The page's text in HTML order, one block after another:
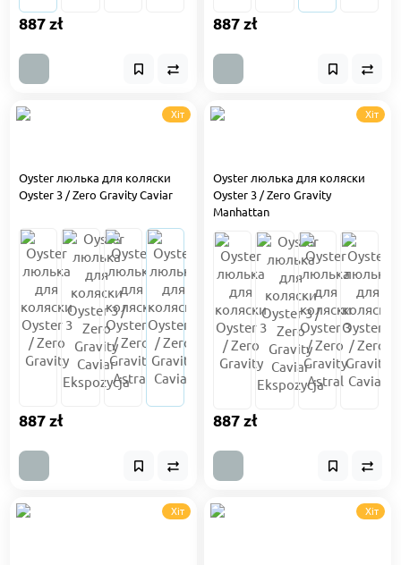
887 zł 887 zł
Хіт
Oyster люлька для коляски
Oyster 3 / Zero Gravity Caviar
887 zł
Хіт
Oyster люлька для коляски
Oyster 3 / Zero Gravity
Manhattan
887 zł
Хіт Хіт